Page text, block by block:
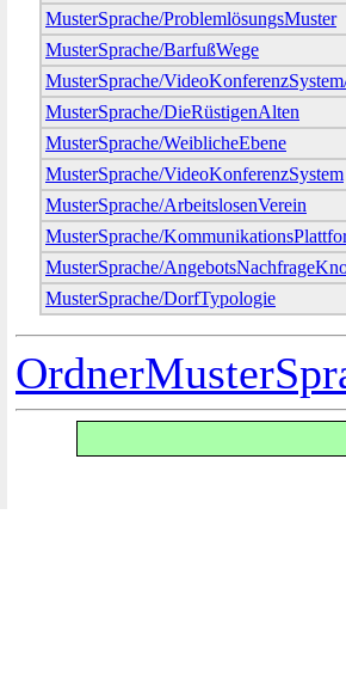
MusterSprache/ProblemlösungsMuster
MusterSprache/BarfußWege
MusterSprache/
MusterSprache/DieRüstigenAlten
MusterSprache/WeiblicheEbene
MusterSprache/VideoKonferenzSystem
MusterSprache/ArbeitslosenVerein
MusterSprache/
MusterSprache/
MusterSprache/DorfTypologie